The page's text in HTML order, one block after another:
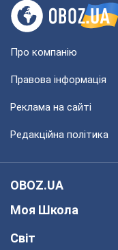
Про компанію
Правова інформація
Реклама на сайті
Редакційна політика
OBOZ.UA
Моя Школа
Світ